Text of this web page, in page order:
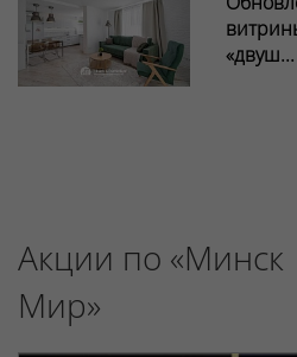
«двуш...
Акции по «Минск
Мир»